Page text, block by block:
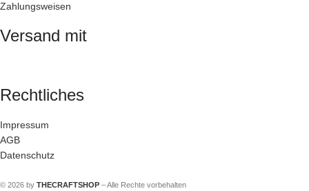
Zahlungsweisen
Versand mit
Rechtliches
Impressum
AGB
Datenschutz
© 2026 by THECRAFTSHOP – Alle Rechte vorbehalten